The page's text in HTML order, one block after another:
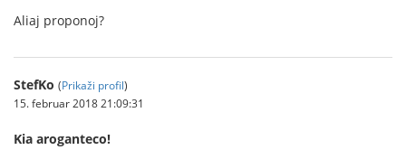
Aliaj proponoj?
StefKo (Prikaži profil)
15. februar 2018 21:09:31
Kia aroganteco!